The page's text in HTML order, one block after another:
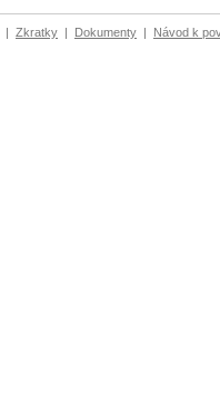
| Zkratky | Dokumenty | Návod k